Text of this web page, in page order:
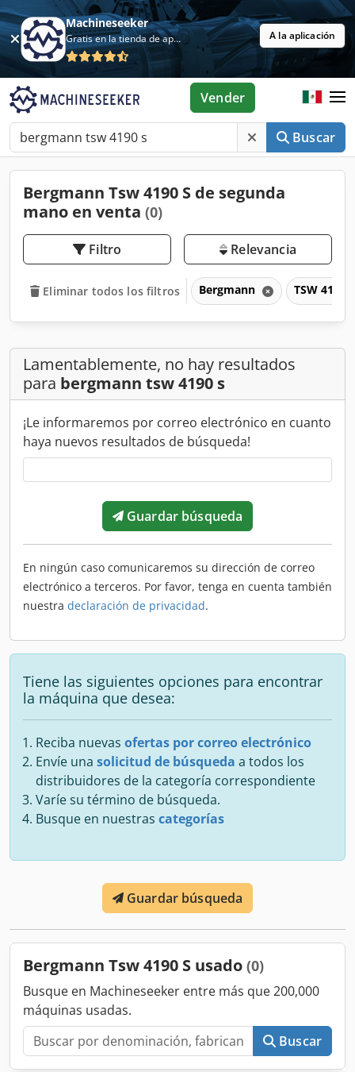
Machineseeker
Gratis en la tienda de aplicaciones A la aplicación
Buscar
Vender
Bergmann Tsw 4190 S de segunda
mano en venta (0)
Filtro Relevancia
Eliminar todos los filtros Bergmann TSW 4190
Lamentablemente, no hay resultados
para bergmann tsw 4190 s
¡Le informaremos por correo electrónico en cuanto
haya nuevos resultados de búsqueda!
Guardar búsqueda
En ningún caso comunicaremos su dirección de correo
electrónico a terceros. Por favor, tenga en cuenta también
nuestra declaración de privacidad.
Tiene las siguientes opciones para encontrar
la máquina que desea:
Reciba nuevas ofertas por correo electrónico
Envíe una solicitud de búsqueda a todos los
distribuidores de la categoría correspondiente
Varíe su término de búsqueda.
Busque en nuestras categorías
Guardar búsqueda
Bergmann Tsw 4190 S usado (0)
Busque en Machineseeker entre más que 200,000
máquinas usadas.
Buscar